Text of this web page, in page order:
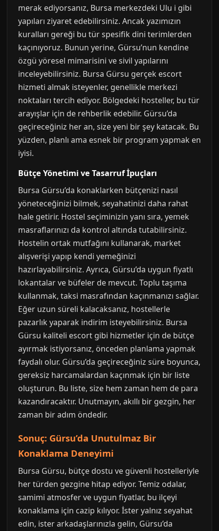
merak ediyorsanız, Bursa merkezdeki Ulu i gibi
yapıları ziyaret edebilirsiniz. Ancak yazımızın
kuralları gereği bu tür spesifik dini terimlerden
kaçınıyoruz. Bunun yerine, Gürsu’nun kendine
özgü yöresel mimarisini ve sivil yapılarını
inceleyebilirsiniz. Bursa Gürsu gerçek escort
hizmeti almak isteyenler, genellikle merkezi
noktaları tercih ediyor. Bölgedeki hosteller, bu tür
arayışlar için de rehberlik edebilir. Gürsu’da
geçireceğiniz her an, size yeni bir şey katacak. Bu
yüzden, planlı ama esnek bir program yapmak en
iyisi.
Bütçe Yönetimi ve Tasarruf İpuçları
Bursa Gürsu’da konaklarken bütçenizi nasıl
yöneteceğinizi bilmek, seyahatinizi daha rahat
hale getirir. Hostel seçiminizin yanı sıra, yemek
masraflarınızı da kontrol altında tutabilirsiniz.
Hostelin ortak mutfağını kullanarak, market
alışverişi yapıp kendi yemeğinizi
hazırlayabilirsiniz. Ayrıca, Gürsu’da uygun fiyatlı
lokantalar ve büfeler de mevcut. Toplu taşıma
kullanmak, taksi masrafından kaçınmanızı sağlar.
Eğer uzun süreli kalacaksanız, hostellerle
pazarlık yaparak indirim isteyebilirsiniz. Bursa
Gürsu kaliteli escort gibi hizmetler için de bütçe
ayırmak istiyorsanız, önceden planlama yapmak
faydalı olur. Gürsu’da geçireceğiniz süre boyunca,
gereksiz harcamalardan kaçınmak için bir liste
oluşturun. Bu liste, size hem zaman hem de para
kazandıracaktır. Unutmayın, akıllı bir gezgin, her
zaman bir adım öndedir.
Sonuç: Gürsu’da Unutulmaz Bir
Konaklama Deneyimi
Bursa Gürsu, bütçe dostu ve güvenli hostelleriyle
her türden gezgine hitap ediyor. Temiz odalar,
samimi atmosfer ve uygun fiyatlar, bu ilçeyi
konaklama için cazip kılıyor. İster yalnız seyahat
edin, ister arkadaşlarınızla gelin, Gürsu’da